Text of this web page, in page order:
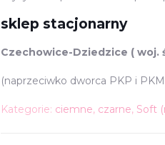
sklep stacjonarny
Czechowice-Dziedzice (
(naprzeciwko dworca PKP i
Kategorie: ciemne, czarne, Soft